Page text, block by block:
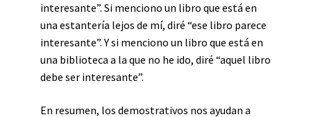
interesante”. Si menciono un libro que está en
una estantería lejos de mí, diré “ese libro parece
interesante”. Y si menciono un libro que está en
una biblioteca a la que no he ido, diré “aquel libro
debe ser interesante”.
En resumen, los demostrativos nos ayudan a